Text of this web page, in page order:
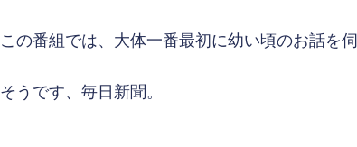
この番組では、大体一番最初に幼い頃のお話を
そうです、毎日新聞。